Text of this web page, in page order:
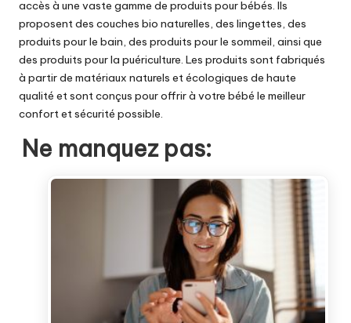
accès à une vaste gamme de produits pour bébés. Ils
proposent des couches bio naturelles, des lingettes, des
produits pour le bain, des produits pour le sommeil, ainsi que
des produits pour la puériculture. Les produits sont fabriqués
à partir de matériaux naturels et écologiques de haute
qualité et sont conçus pour offrir à votre bébé le meilleur
confort et sécurité possible.
Ne manquez pas: